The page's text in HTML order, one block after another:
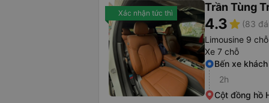
Xác nhận tức thì Trần Tùng
4.3star (83
Limousine 9 chỗ
Xe 7 chỗ
Bến xe
2h
Cột đồng hồ